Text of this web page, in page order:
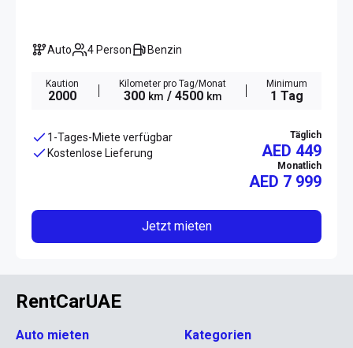
Auto 4 Person Benzin
Kaution
2000
Kilometer pro Tag/Monat
300 km / 4500 km
Minimum
1 Tag
1-Tages-Miete verfügbar
Kostenlose Lieferung
Täglich
AED 449
Monatlich
AED 7 999
Jetzt mieten
RentCarUAE
Auto mieten Kategorien